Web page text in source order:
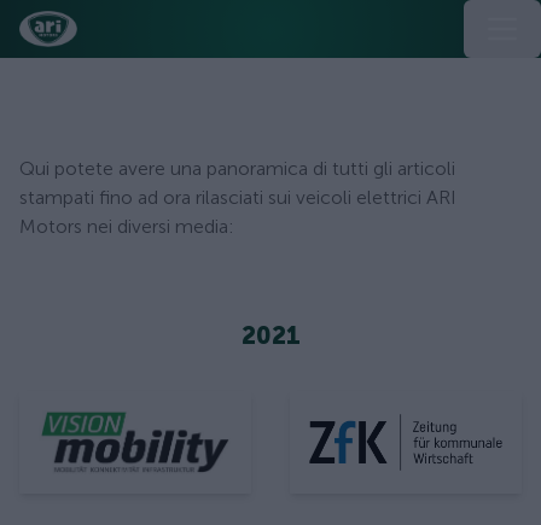
Qui potete avere una panoramica di tutti gli articoli
stampati fino ad ora rilasciati sui veicoli elettrici ARI
Motors nei diversi media:
2021